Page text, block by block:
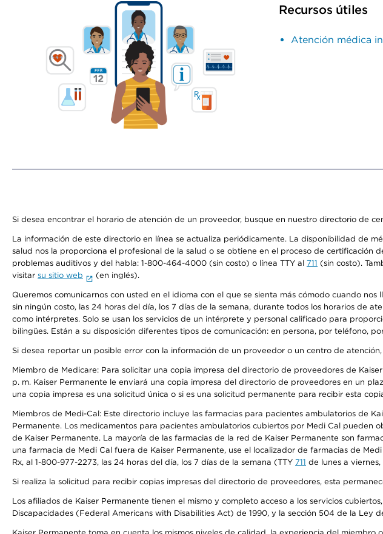
Recursos útiles
Atención médica
Si desea encontrar el horario de atención de un proveedor, busque en nuestro directorio de
La información de este directorio en línea se actualiza periódicamente. La disponibilidad de
salud nos la proporciona el profesional de la salud o se obtiene en el proceso de
problemas auditivos y del habla: 1-800-464-4000 (sin costo) o línea TTY al 711 (sin costo).
visitar su sitio web (en inglés).
Queremos comunicarnos con usted en el idioma con el que se sienta más cómodo cuando
sin ningún costo, las 24 horas del día, los 7 días de la semana, durante todos los horarios de
como intérpretes. Solo se usan los servicios de un intérprete y personal calificado para
bilingües. Están a su disposición diferentes tipos de comunicación: en persona, por teléfono,
Si desea reportar un posible error con la información de un proveedor o un centro de atención,
Miembro de Medicare: Para solicitar una copia impresa del directorio de proveedores de
p. m. Kaiser Permanente le enviará una copia impresa del directorio de proveedores en un
una copia impresa es una solicitud única o si es una solicitud permanente para recibir esta
Miembros de Medi-Cal: Este directorio incluye las farmacias para pacientes ambulatorios de
Permanente. Los medicamentos para pacientes ambulatorios cubiertos por Medi Cal pueden
de Kaiser Permanente. La mayoría de las farmacias de la red de Kaiser Permanente son
una farmacia de Medi Cal fuera de Kaiser Permanente, use el localizador de farmacias de Medi
Rx, al 1-800-977-2273, las 24 horas del día, los 7 días de la semana (TTY 711 de lunes a
Si realiza la solicitud para recibir copias impresas del directorio de proveedores, esta
Los afiliados de Kaiser Permanente tienen el mismo y completo acceso a los servicios
Discapacidades (Federal Americans with Disabilities Act) de 1990, y la sección 504 de la Ley